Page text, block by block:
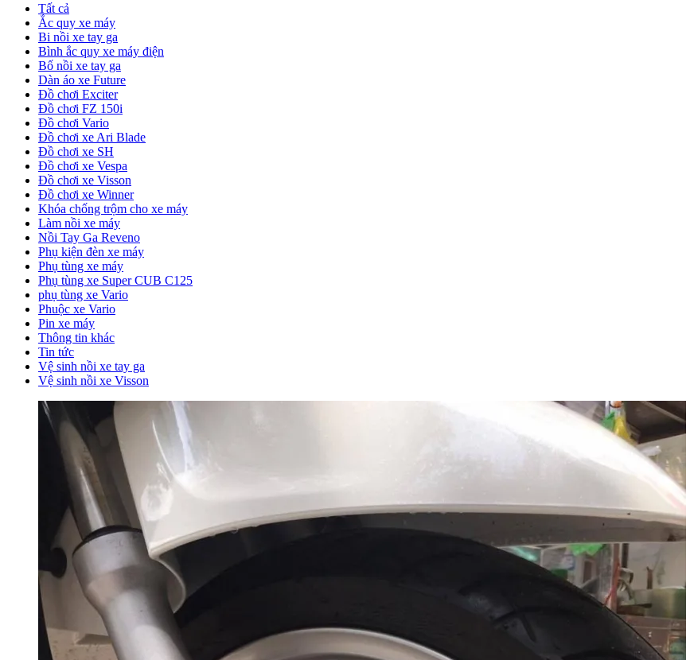
Tất cả
Ắc quy xe máy
Bi nồi xe tay ga
Bình ắc quy xe máy điện
Bố nồi xe tay ga
Dàn áo xe Future
Đồ chơi Exciter
Đồ chơi FZ 150i
Đồ chơi Vario
Đồ chơi xe Ari Blade
Đồ chơi xe SH
Đồ chơi xe Vespa
Đồ chơi xe Visson
Đồ chơi xe Winner
Khóa chống trộm cho xe máy
Làm nồi xe máy
Nồi Tay Ga Reveno
Phụ kiện đèn xe máy
Phụ tùng xe máy
Phụ tùng xe Super CUB C125
phụ tùng xe Vario
Phuộc xe Vario
Pin xe máy
Thông tin khác
Tin tức
Vệ sinh nồi xe tay ga
Vệ sinh nồi xe Visson